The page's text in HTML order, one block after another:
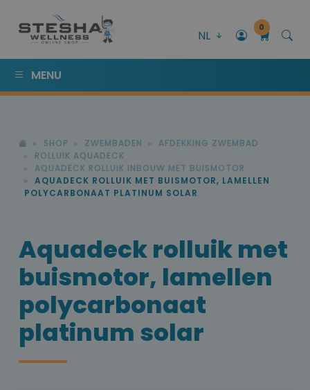
NL
0
MENU
SHOP ZWEMBADEN
AFDEKKING ZWEMBAD
ROLLUIK AQUADECK
AQUADECK ROLLUIK INBOUW MET BUISMOTOR
AQUADECK ROLLUIK MET BUISMOTOR, LAMELLEN
POLYCARBONAAT PLATINUM SOLAR
Aquadeck rolluik met
buismotor, lamellen
polycarbonaat
platinum solar